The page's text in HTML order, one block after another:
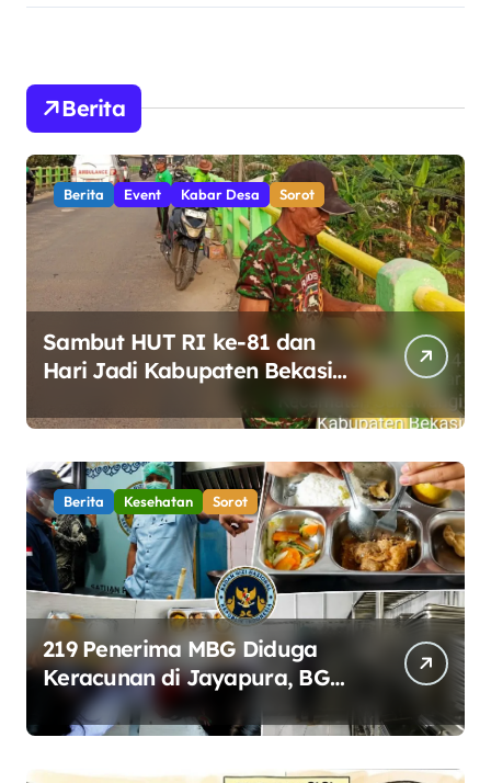
Berita
Berita Event Kabar Desa Sorot
Sambut HUT RI ke-81 dan
Hari Jadi Kabupaten Bekasi
ke-76, Pemdes Muara bakti
Gotong Royong Percantik
Jembatan CBL
Berita Kesehatan Sorot
219 Penerima MBG Diduga
Keracunan di Jayapura, BGN
Perketat Pengawasan
Keamanan Pangan